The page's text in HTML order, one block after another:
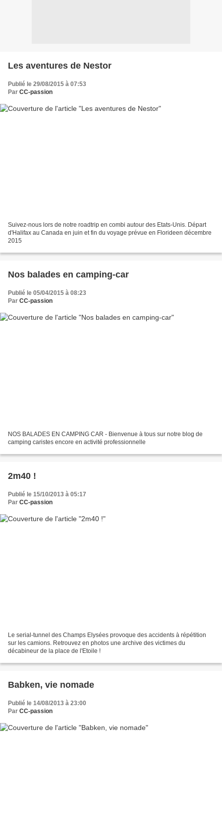
Les aventures de Nestor
Publié le 29/08/2015 à 07:53
Par CC-passion
Suivez-nous lors de notre roadtrip en combi autour des Etats-Unis. Départ
d'Halifax au Canada en juin et fin du voyage prévue en Florideen décembre
2015
Nos balades en camping-car
Publié le 05/04/2015 à 08:23
Par CC-passion
NOS BALADES EN CAMPING CAR - Bienvenue à tous sur notre blog de
camping caristes encore en activité professionnelle
2m40 !
Publié le 15/10/2013 à 05:17
Par CC-passion
Le serial-tunnel des Champs Elysées provoque des accidents à répétition
sur les camions. Retrouvez en photos une archive des victimes du
décabineur de la place de l'Etoile !
Babken, vie nomade
Publié le 14/08/2013 à 23:00
Par CC-passion